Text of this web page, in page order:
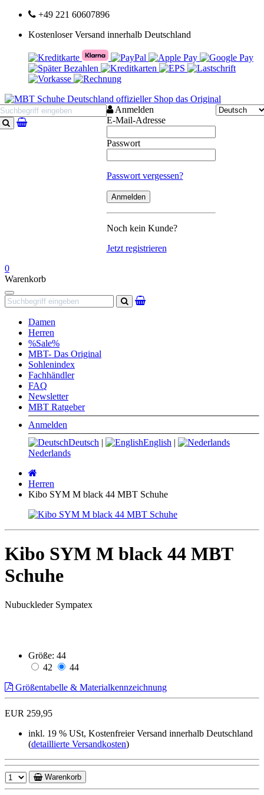
+49 221 60607896
Kostenloser Versand innerhalb Deutschland
Suchen
Anmelden
E-Mail-Adresse
Passwort
Passwort vergessen?
Noch kein Kunde?
Jetzt registrieren
0
Warenkorb
Navigation
Suchen
Damen
Herren
%Sale%
MBT- Das Original
Sohlenindex
Fachhändler
FAQ
Newsletter
MBT Ratgeber
Anmelden
Deutsch | English |
Nederlands
Herren
Kibo SYM M black 44 MBT Schuhe
Kibo SYM M black 44 MBT
Schuhe
Nubuckleder Sympatex
Größe: 44
42
44
Größentabelle & Materialkennzeichnung
EUR 259,95
inkl. 19 % USt, Kostenfreier Versand innerhalb Deutschland
(detaillierte Versandkosten)
Warenkorb